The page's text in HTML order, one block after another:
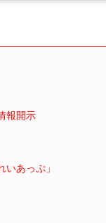
報開示
あっぷ」